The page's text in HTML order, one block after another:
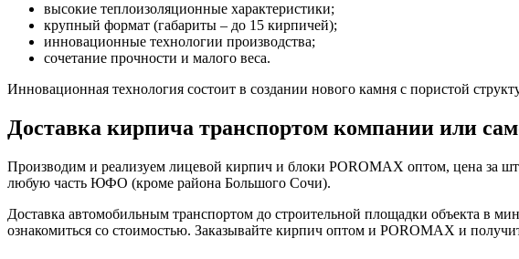
высокие теплоизоляционные характеристики;
крупный формат (габариты – до 15 кирпичей);
инновационные технологии производства;
сочетание прочности и малого веса.
Инновационная технология состоит в создании нового камня с пористой
Доставка кирпича транспортом компании или
Производим и реализуем лицевой кирпич и блоки POROMAX оптом, цена за
любую часть ЮФО (кроме района Большого Сочи).
Доставка автомобильным транспортом до строительной площадки объекта в
ознакомиться со стоимостью. Заказывайте кирпич оптом и POROMAX и